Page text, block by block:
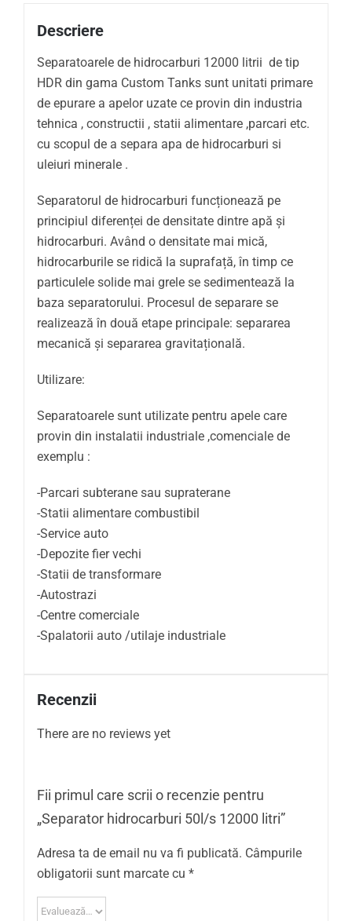
Descriere
Separatoarele de hidrocarburi 12000 litrii de tip
HDR din gama Custom Tanks sunt unitati primare
de epurare a apelor uzate ce provin din industria
tehnica , constructii , statii alimentare ,parcari etc.
cu scopul de a separa apa de hidrocarburi si
uleiuri minerale .
Separatorul de hidrocarburi funcționează pe
principiul diferenței de densitate dintre apă și
hidrocarburi. Având o densitate mai mică,
hidrocarburile se ridică la suprafață, în timp ce
particulele solide mai grele se sedimentează la
baza separatorului. Procesul de separare se
realizează în două etape principale: separarea
mecanică și separarea gravitațională.
Utilizare:
Separatoarele sunt utilizate pentru apele care
provin din instalatii industriale ,comenciale de
exemplu :
-Parcari subterane sau supraterane
-Statii alimentare combustibil
-Service auto
-Depozite fier vechi
-Statii de transformare
-Autostrazi
-Centre comerciale
-Spalatorii auto /utilaje industriale
Recenzii
There are no reviews yet
Fii primul care scrii o recenzie pentru
„Separator hidrocarburi 50l/s 12000 litri”
Adresa ta de email nu va fi publicată. Câmpurile
obligatorii sunt marcate cu *